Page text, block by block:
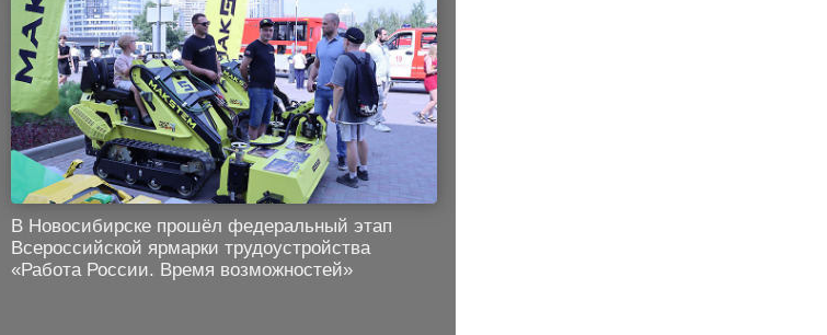
В Новосибирске прошёл федеральный этап
Всероссийской ярмарки трудоустройства
«Работа России. Время возможностей»